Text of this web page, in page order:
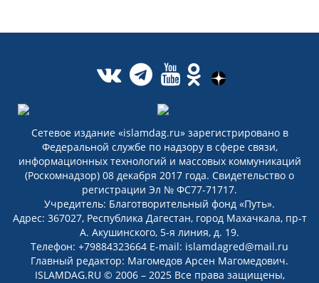
Сетевое издание «islamdag.ru» зарегистрировано в
Федеральной службе по надзору в сфере связи,
информационных технологий и массовых коммуникаций
(Роскомнадзор) 08 декабря 2017 года. Свидетельство о
регистрации Эл № ФС77-71717.
Учредитель: Благотворительный фонд «Путь».
Адрес: 367027, Республика Дагестан, город Махачкала, пр-т
А. Акушинского, 5-я линия, д. 19.
Телефон: +79884323664 E-mail: islamdagred@mail.ru
Главный редактор: Магомедов Арсен Магомедович.
ISLAMDAG.RU © 2006 – 2025 Все права защищены,